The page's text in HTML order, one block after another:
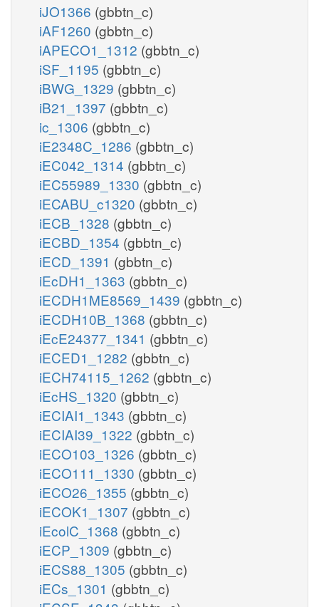
iJO1366 (gbbtn_c)
iAF1260 (gbbtn_c)
iAPECO1_1312 (gbbtn_c)
iSF_1195 (gbbtn_c)
iBWG_1329 (gbbtn_c)
iB21_1397 (gbbtn_c)
ic_1306 (gbbtn_c)
iE2348C_1286 (gbbtn_c)
iEC042_1314 (gbbtn_c)
iEC55989_1330 (gbbtn_c)
iECABU_c1320 (gbbtn_c)
iECB_1328 (gbbtn_c)
iECBD_1354 (gbbtn_c)
iECD_1391 (gbbtn_c)
iEcDH1_1363 (gbbtn_c)
iECDH1ME8569_1439 (gbbtn_c)
iECDH10B_1368 (gbbtn_c)
iEcE24377_1341 (gbbtn_c)
iECED1_1282 (gbbtn_c)
iECH74115_1262 (gbbtn_c)
iEcHS_1320 (gbbtn_c)
iECIAI1_1343 (gbbtn_c)
iECIAI39_1322 (gbbtn_c)
iECO103_1326 (gbbtn_c)
iECO111_1330 (gbbtn_c)
iECO26_1355 (gbbtn_c)
iECOK1_1307 (gbbtn_c)
iEcolC_1368 (gbbtn_c)
iECP_1309 (gbbtn_c)
iECS88_1305 (gbbtn_c)
iECs_1301 (gbbtn_c)